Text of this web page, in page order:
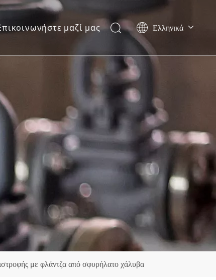
μαζί μας Ελληνικά
Português
Español
English
με φλάντζα από σφυρήλατο χάλυβα